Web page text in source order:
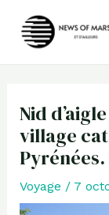
Nid
village
Pyrénées.
Voyage / 7